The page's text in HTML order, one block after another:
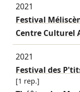
2021
Festival
Centre Culturel
2021
Festival des
[1 rep.]